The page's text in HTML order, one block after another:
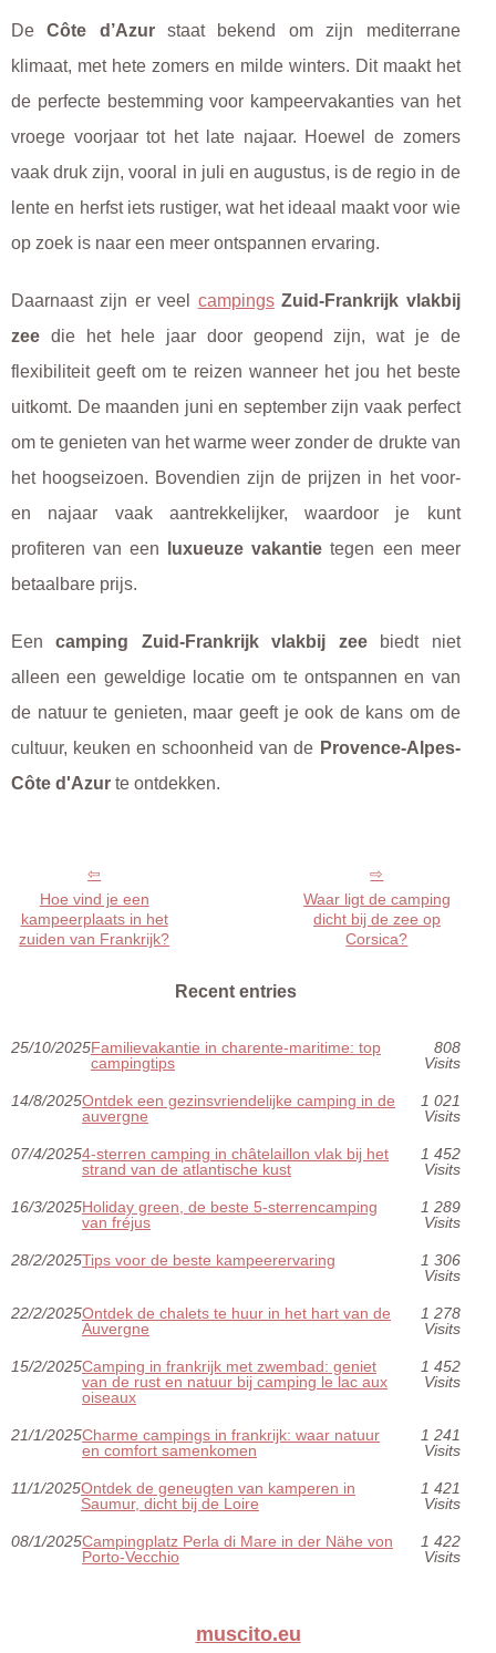
DeCôte d’Azurstaat bekend om zijn mediterrane
klimaat, met hete zomers en milde winters. Dit maakt het
de perfecte bestemming voor kampeervakanties van het
vroege voorjaar tot het late najaar. Hoewel de zomers
vaak druk zijn, vooral in juli en augustus, is de regio in de
lente en herfst iets rustiger, wat het ideaal maakt voor wie
op zoek is naar een meer ontspannen ervaring.
Daarnaast zijn er veel campingsZuid-Frankrijk vlakbij
zee die het hele jaar door geopend zijn, wat je de
flexibiliteit geeft om te reizen wanneer het jou het beste
uitkomt. De maanden juni en september zijn vaak perfect
om te genieten van het warme weer zonder de drukte van
het hoogseizoen. Bovendien zijn de prijzen in het voor-
en najaar vaak aantrekkelijker, waardoor je kunt
profiteren van een
luxueuze vakantie tegen een meer
betaalbare prijs.
Eencamping Zuid-Frankrijk vlakbij zeebiedt niet
alleen een geweldige locatie om te ontspannen en van
de natuur te genieten, maar geeft je ook de kans om de
cultuur, keuken en schoonheid van de Provence-Alpes-
Côte d'Azur te ontdekken.
Hoe vind je een
kampeerplaats in het
zuiden van Frankrijk?
Waar ligt de camping
dicht bij de zee op
Corsica?
Recent entries
25/10/2025Familievakantie in charente-maritime: top
campingtips
808
Visits
14/8/2025Ontdek een gezinsvriendelijke camping in de
auvergne
1 021
Visits
07/4/20254-sterren camping in châtelaillon vlak bij het
strand van de atlantische kust
1 452
Visits
16/3/2025Holiday green, de beste 5-sterrencamping
van fréjus
1 289
Visits
28/2/2025Tips voor de beste kampeerervaring
1 306
Visits
22/2/2025Ontdek de chalets te huur in het hart van de
Auvergne
1 278
Visits
15/2/2025Camping in frankrijk met zwembad: geniet
van de rust en natuur bij camping le lac aux
oiseaux
1 452
Visits
21/1/2025Charme campings in frankrijk: waar natuur
en comfort samenkomen
1 241
Visits
11/1/2025Ontdek de geneugten van kamperen in
Saumur, dicht bij de Loire
1 421
Visits
08/1/2025Campingplatz Perla di Mare in der Nähe von
Porto-Vecchio
1 422
Visits
muscito.eu